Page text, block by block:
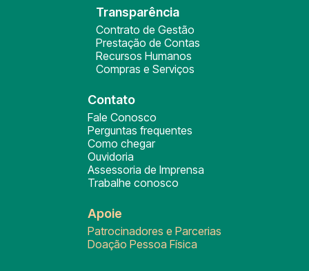
Transparência
Contrato de Gestão
Prestação de Contas
Recursos Humanos
Compras e Serviços
Contato
Fale Conosco
Perguntas frequentes
Como chegar
Ouvidoria
Assessoria de Imprensa
Trabalhe conosco
Apoie
Patrocinadores e Parcerias
Doação Pessoa Física